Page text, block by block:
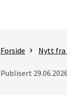
Forside Nytt fra
Publisert